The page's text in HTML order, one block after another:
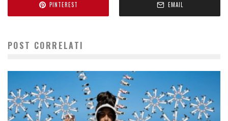
PINTEREST EMAIL
POST CORRELATI